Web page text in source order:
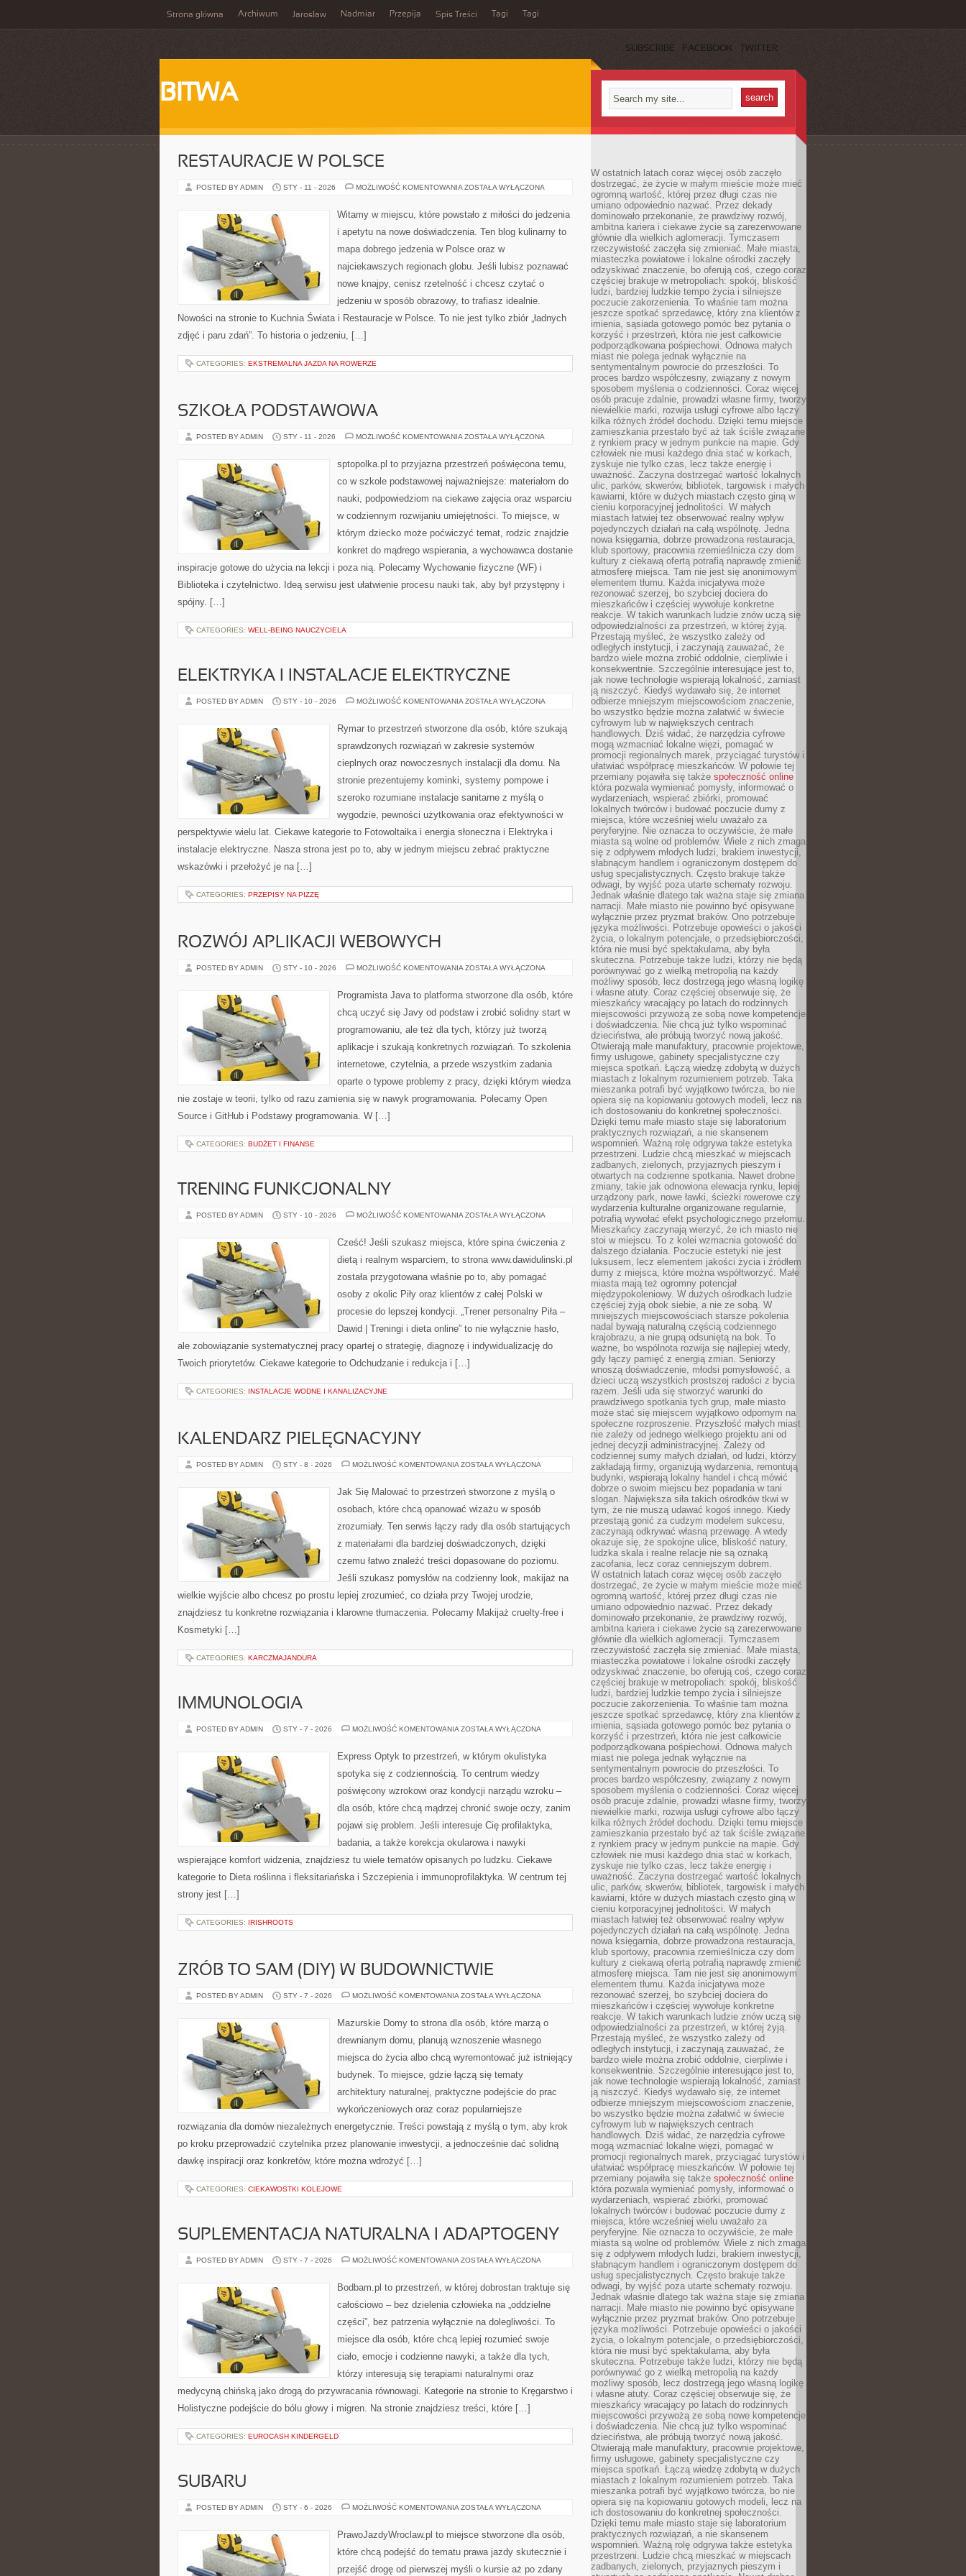
Strona główna Archiwum Jarosław Nadmiar Przepija Spis Treści Tagi Tagi
SUBSCRIBE FACEBOOK TWITTER
BITWA
RESTAURACJE W POLSCE
POSTED BY ADMIN STY - 11 - 2026 MOŻLIWOŚĆ KOMENTOWANIA RESTAURACJE
ZOSTAŁA WYŁĄCZONA
Witamy w miejscu, które powstało z miłości do jedzenia
i apetytu na nowe doświadczenia. Ten blog kulinarny to
mapa dobrego jedzenia w Polsce oraz w
najciekawszych regionach globu. Jeśli lubisz poznawać
nowe knajpy, cenisz rzetelność i chcesz czytać o
jedzeniu w sposób obrazowy, to trafiasz idealnie.
Nowości na stronie to Kuchnia Świata i Restauracje w Polsce. To nie jest tylko zbiór „ładnych
zdjęć i paru zdań”. To historia o jedzeniu, […]
CATEGORIES: EKSTREMALNA JAZDA NA ROWERZE
SZKOŁA PODSTAWOWA
POSTED BY ADMIN STY - 11 - 2026 MOŻLIWOŚĆ KOMENTOWANIA SZKOŁA
ZOSTAŁA WYŁĄCZONA
sptopolka.pl to przyjazna przestrzeń poświęcona temu,
co w szkole podstawowej najważniejsze: materiałom do
nauki, podpowiedziom na ciekawe zajęcia oraz wsparciu
w codziennym rozwijaniu umiejętności. To miejsce, w
którym dziecko może poćwiczyć temat, rodzic znajdzie
konkret do mądrego wspierania, a wychowawca dostanie
inspiracje gotowe do użycia na lekcji i poza nią. Polecamy Wychowanie fizyczne (WF) i
Biblioteka i czytelnictwo. Ideą serwisu jest ułatwienie procesu nauki tak, aby był przystępny i
spójny. […]
CATEGORIES: WELL-BEING NAUCZYCIELA
ELEKTRYKA I INSTALACJE ELEKTRYCZNE
POSTED BY ADMIN STY - 10 - 2026 MOŻLIWOŚĆ KOMENTOWANIA ELEKTRYKA
ELEKTRYCZNE
ZOSTAŁA WYŁĄCZONA
Rymar to przestrzeń stworzone dla osób, które szukają
sprawdzonych rozwiązań w zakresie systemów
cieplnych oraz nowoczesnych instalacji dla domu. Na
stronie prezentujemy kominki, systemy pompowe i
szeroko rozumiane instalacje sanitarne z myślą o
wygodzie, pewności użytkowania oraz efektywności w
perspektywie wielu lat. Ciekawe kategorie to Fotowoltaika i energia słoneczna i Elektryka i
instalacje elektryczne. Nasza strona jest po to, aby w jednym miejscu zebrać praktyczne
wskazówki i przełożyć je na […]
CATEGORIES: PRZEPISY NA PIZZĘ
ROZWÓJ APLIKACJI WEBOWYCH
POSTED BY ADMIN STY - 10 - 2026 MOŻLIWOŚĆ KOMENTOWANIA ROZWÓJ
ZOSTAŁA WYŁĄCZONA
Programista Java to platforma stworzone dla osób, które
chcą uczyć się Javy od podstaw i zrobić solidny start w
programowaniu, ale też dla tych, którzy już tworzą
aplikacje i szukają konkretnych rozwiązań. To szkolenia
internetowe, czytelnia, a przede wszystkim zadania
oparte o typowe problemy z pracy, dzięki którym wiedza
nie zostaje w teorii, tylko od razu zamienia się w nawyk programowania. Polecamy Open
Source i GitHub i Podstawy programowania. W […]
CATEGORIES: BUDŻET I FINANSE
TRENING FUNKCJONALNY
POSTED BY ADMIN STY - 10 - 2026 MOŻLIWOŚĆ KOMENTOWANIA TRENING
ZOSTAŁA WYŁĄCZONA
Cześć! Jeśli szukasz miejsca, które spina ćwiczenia z
dietą i realnym wsparciem, to strona www.dawidulinski.pl
została przygotowana właśnie po to, aby pomagać
osoby z okolic Piły oraz klientów z całej Polski w
procesie do lepszej kondycji. „Trener personalny Piła –
Dawid | Treningi i dieta online” to nie wyłącznie hasło,
ale zobowiązanie systematycznej pracy opartej o strategię, diagnozę i indywidualizację do
Twoich priorytetów. Ciekawe kategorie to Odchudzanie i redukcja i […]
CATEGORIES: INSTALACJE WODNE I KANALIZACYJNE
KALENDARZ PIELĘGNACYJNY
POSTED BY ADMIN STY - 8 - 2026 MOŻLIWOŚĆ KOMENTOWANIA KALENDARZ
ZOSTAŁA WYŁĄCZONA
Jak Się Malować to przestrzeń stworzone z myślą o
osobach, które chcą opanować wizażu w sposób
zrozumiały. Ten serwis łączy rady dla osób startujących
z materiałami dla bardziej doświadczonych, dzięki
czemu łatwo znaleźć treści dopasowane do poziomu.
Jeśli szukasz pomysłów na codzienny look, makijaż na
wielkie wyjście albo chcesz po prostu lepiej zrozumieć, co działa przy Twojej urodzie,
znajdziesz tu konkretne rozwiązania i klarowne tłumaczenia. Polecamy Makijaż cruelty-free i
Kosmetyki […]
CATEGORIES: KARCZMAJANDURA
IMMUNOLOGIA
POSTED BY ADMIN STY - 7 - 2026 MOŻLIWOŚĆ KOMENTOWANIA IMMUNOLOGIA
ZOSTAŁA WYŁĄCZONA
Express Optyk to przestrzeń, w którym okulistyka
spotyka się z codziennością. To centrum wiedzy
poświęcony wzrokowi oraz kondycji narządu wzroku –
dla osób, które chcą mądrzej chronić swoje oczy, zanim
pojawi się problem. Jeśli interesuje Cię profilaktyka,
badania, a także korekcja okularowa i nawyki
wspierające komfort widzenia, znajdziesz tu wiele tematów opisanych po ludzku. Ciekawe
kategorie to Dieta roślinna i fleksitariańska i Szczepienia i immunoprofilaktyka. W centrum tej
strony jest […]
CATEGORIES: IRISHROOTS
ZRÓB TO SAM (DIY) W BUDOWNICTWIE
POSTED BY ADMIN STY - 7 - 2026 MOŻLIWOŚĆ KOMENTOWANIA ZRÓB
W
ZOSTAŁA WYŁĄCZONA
Mazurskie Domy to strona dla osób, które marzą o
drewnianym domu, planują wznoszenie własnego
miejsca do życia albo chcą wyremontować już istniejący
budynek. To miejsce, gdzie łączą się tematy
architektury naturalnej, praktyczne podejście do prac
wykończeniowych oraz coraz popularniejsze
rozwiązania dla domów niezależnych energetycznie. Treści powstają z myślą o tym, aby krok
po kroku przeprowadzić czytelnika przez planowanie inwestycji, a jednocześnie dać solidną
dawkę inspiracji oraz konkretów, które można wdrożyć […]
CATEGORIES: CIEKAWOSTKI KOLEJOWE
SUPLEMENTACJA NATURALNA I ADAPTOGENY
POSTED BY ADMIN STY - 7 - 2026 MOŻLIWOŚĆ KOMENTOWANIA SUPLEMENTACJA
ADAPTOGENY
ZOSTAŁA WYŁĄCZONA
Bodbam.pl to przestrzeń, w której dobrostan traktuje się
całościowo – bez dzielenia człowieka na „oddzielne
części”, bez patrzenia wyłącznie na dolegliwości. To
miejsce dla osób, które chcą lepiej rozumieć swoje
ciało, emocje i codzienne nawyki, a także dla tych,
którzy interesują się terapiami naturalnymi oraz
medycyną chińską jako drogą do przywracania równowagi. Kategorie na stronie to Kręgarstwo i
Holistyczne podejście do bólu głowy i migren. Na stronie znajdziesz treści, które […]
CATEGORIES: EUROCASH KINDERGELD
SUBARU
POSTED BY ADMIN STY - 6 - 2026 MOŻLIWOŚĆ KOMENTOWANIA SUBARU
ZOSTAŁA WYŁĄCZONA
PrawoJazdyWroclaw.pl to miejsce stworzone dla osób,
które chcą podejść do tematu prawa jazdy skutecznie i
przejść drogę od pierwszej myśli o kursie aż po zdany
W ostatnich latach coraz więcej osób zaczęło
dostrzegać, że życie w małym mieście może mieć
ogromną wartość, której przez długi czas nie
umiano odpowiednio nazwać. Przez dekady
dominowało przekonanie, że prawdziwy rozwój,
ambitna kariera i ciekawe życie są zarezerwowane
głównie dla wielkich aglomeracji. Tymczasem
rzeczywistość zaczęła się zmieniać. Małe miasta,
miasteczka powiatowe i lokalne ośrodki zaczęły
odzyskiwać znaczenie, bo oferują coś, czego coraz
częściej brakuje w metropoliach: spokój, bliskość
ludzi, bardziej ludzkie tempo życia i silniejsze
poczucie zakorzenienia. To właśnie tam można
jeszcze spotkać sprzedawcę, który zna klientów z
imienia, sąsiada gotowego pomóc bez pytania o
korzyść i przestrzeń, która nie jest całkowicie
podporządkowana pośpiechowi. Odnowa małych
miast nie polega jednak wyłącznie na
sentymentalnym powrocie do przeszłości. To
proces bardzo współczesny, związany z nowym
sposobem myślenia o codzienności. Coraz więcej
osób pracuje zdalnie, prowadzi własne firmy, tworzy
niewielkie marki, rozwija usługi cyfrowe albo łączy
kilka różnych źródeł dochodu. Dzięki temu miejsce
zamieszkania przestało być aż tak ściśle związane
z rynkiem pracy w jednym punkcie na mapie. Gdy
człowiek nie musi każdego dnia stać w korkach,
zyskuje nie tylko czas, lecz także energię i
uważność. Zaczyna dostrzegać wartość lokalnych
ulic, parków, skwerów, bibliotek, targowisk i małych
kawiarni, które w dużych miastach często giną w
cieniu korporacyjnej jednolitości. W małych
miastach łatwiej też obserwować realny wpływ
pojedynczych działań na całą wspólnotę. Jedna
nowa księgarnia, dobrze prowadzona restauracja,
klub sportowy, pracownia rzemieślnicza czy dom
kultury z ciekawą ofertą potrafią naprawdę zmienić
atmosferę miejsca. Tam nie jest się anonimowym
elementem tłumu. Każda inicjatywa może
rezonować szerzej, bo szybciej dociera do
mieszkańców i częściej wywołuje konkretne
reakcje. W takich warunkach ludzie znów uczą się
odpowiedzialności za przestrzeń, w której żyją.
Przestają myśleć, że wszystko zależy od
odległych instytucji, i zaczynają zauważać, że
bardzo wiele można zrobić oddolnie, cierpliwie i
konsekwentnie. Szczególnie interesujące jest to,
jak nowe technologie wspierają lokalność, zamiast
ją niszczyć. Kiedyś wydawało się, że internet
odbierze mniejszym miejscowościom znaczenie,
bo wszystko będzie można załatwić w świecie
cyfrowym lub w największych centrach
handlowych. Dziś widać, że narzędzia cyfrowe
mogą wzmacniać lokalne więzi, pomagać w
promocji regionalnych marek, przyciągać turystów i
ułatwiać współpracę mieszkańców. W połowie tej
przemiany pojawiła się także społeczność online
która pozwala wymieniać pomysły, informować o
wydarzeniach, wspierać zbiórki, promować
lokalnych twórców i budować poczucie dumy z
miejsca, które wcześniej wielu uważało za
peryferyjne. Nie oznacza to oczywiście, że małe
miasta są wolne od problemów. Wiele z nich zmaga
się z odpływem młodych ludzi, brakiem inwestycji,
słabnącym handlem i ograniczonym dostępem do
usług specjalistycznych. Często brakuje także
odwagi, by wyjść poza utarte schematy rozwoju.
Jednak właśnie dlatego tak ważna staje się zmiana
narracji. Małe miasto nie powinno być opisywane
wyłącznie przez pryzmat braków. Ono potrzebuje
języka możliwości. Potrzebuje opowieści o jakości
życia, o lokalnym potencjale, o przedsiębiorczości,
która nie musi być spektakularna, aby była
skuteczna. Potrzebuje także ludzi, którzy nie będą
porównywać go z wielką metropolią na każdy
możliwy sposób, lecz dostrzegą jego własną logikę
i własne atuty. Coraz częściej obserwuje się, że
mieszkańcy wracający po latach do rodzinnych
miejscowości przywożą ze sobą nowe kompetencje
i doświadczenia. Nie chcą już tylko wspominać
dzieciństwa, ale próbują tworzyć nową jakość.
Otwierają małe manufaktury, pracownie projektowe,
firmy usługowe, gabinety specjalistyczne czy
miejsca spotkań. Łączą wiedzę zdobytą w dużych
miastach z lokalnym rozumieniem potrzeb. Taka
mieszanka potrafi być wyjątkowo twórcza, bo nie
opiera się na kopiowaniu gotowych modeli, lecz na
ich dostosowaniu do konkretnej społeczności.
Dzięki temu małe miasto staje się laboratorium
praktycznych rozwiązań, a nie skansenem
wspomnień. Ważną rolę odgrywa także estetyka
przestrzeni. Ludzie chcą mieszkać w miejscach
zadbanych, zielonych, przyjaznych pieszym i
otwartych na codzienne spotkania. Nawet drobne
zmiany, takie jak odnowiona elewacja rynku, lepiej
urządzony park, nowe ławki, ścieżki rowerowe czy
wydarzenia kulturalne organizowane regularnie,
potrafią wywołać efekt psychologicznego przełomu.
Mieszkańcy zaczynają wierzyć, że ich miasto nie
stoi w miejscu. To z kolei wzmacnia gotowość do
dalszego działania. Poczucie estetyki nie jest
luksusem, lecz elementem jakości życia i źródłem
dumy z miejsca, które można współtworzyć. Małe
miasta mają też ogromny potencjał
międzypokoleniowy. W dużych ośrodkach ludzie
częściej żyją obok siebie, a nie ze sobą. W
mniejszych miejscowościach starsze pokolenia
nadal bywają naturalną częścią codziennego
krajobrazu, a nie grupą odsuniętą na bok. To
ważne, bo wspólnota rozwija się najlepiej wtedy,
gdy łączy pamięć z energią zmian. Seniorzy
wnoszą doświadczenie, młodsi pomysłowość, a
dzieci uczą wszystkich prostszej radości z bycia
razem. Jeśli uda się stworzyć warunki do
prawdziwego spotkania tych grup, małe miasto
może stać się miejscem wyjątkowo odpornym na
społeczne rozproszenie. Przyszłość małych miast
nie zależy od jednego wielkiego projektu ani od
jednej decyzji administracyjnej. Zależy od
codziennej sumy małych działań, od ludzi, którzy
zakładają firmy, organizują wydarzenia, remontują
budynki, wspierają lokalny handel i chcą mówić
dobrze o swoim miejscu bez popadania w tani
slogan. Największa siła takich ośrodków tkwi w
tym, że nie muszą udawać kogoś innego. Kiedy
przestają gonić za cudzym modelem sukcesu,
zaczynają odkrywać własną przewagę. A wtedy
okazuje się, że spokojne ulice, bliskość natury,
ludzka skala i realne relacje nie są oznaką
zacofania, lecz coraz cenniejszym dobrem.
W ostatnich latach coraz więcej osób zaczęło
dostrzegać, że życie w małym mieście może mieć
ogromną wartość, której przez długi czas nie
umiano odpowiednio nazwać. Przez dekady
dominowało przekonanie, że prawdziwy rozwój,
ambitna kariera i ciekawe życie są zarezerwowane
głównie dla wielkich aglomeracji. Tymczasem
rzeczywistość zaczęła się zmieniać. Małe miasta,
miasteczka powiatowe i lokalne ośrodki zaczęły
odzyskiwać znaczenie, bo oferują coś, czego coraz
częściej brakuje w metropoliach: spokój, bliskość
ludzi, bardziej ludzkie tempo życia i silniejsze
poczucie zakorzenienia. To właśnie tam można
jeszcze spotkać sprzedawcę, który zna klientów z
imienia, sąsiada gotowego pomóc bez pytania o
korzyść i przestrzeń, która nie jest całkowicie
podporządkowana pośpiechowi. Odnowa małych
miast nie polega jednak wyłącznie na
sentymentalnym powrocie do przeszłości. To
proces bardzo współczesny, związany z nowym
sposobem myślenia o codzienności. Coraz więcej
osób pracuje zdalnie, prowadzi własne firmy, tworzy
niewielkie marki, rozwija usługi cyfrowe albo łączy
kilka różnych źródeł dochodu. Dzięki temu miejsce
zamieszkania przestało być aż tak ściśle związane
z rynkiem pracy w jednym punkcie na mapie. Gdy
człowiek nie musi każdego dnia stać w korkach,
zyskuje nie tylko czas, lecz także energię i
uważność. Zaczyna dostrzegać wartość lokalnych
ulic, parków, skwerów, bibliotek, targowisk i małych
kawiarni, które w dużych miastach często giną w
cieniu korporacyjnej jednolitości. W małych
miastach łatwiej też obserwować realny wpływ
pojedynczych działań na całą wspólnotę. Jedna
nowa księgarnia, dobrze prowadzona restauracja,
klub sportowy, pracownia rzemieślnicza czy dom
kultury z ciekawą ofertą potrafią naprawdę zmienić
atmosferę miejsca. Tam nie jest się anonimowym
elementem tłumu. Każda inicjatywa może
rezonować szerzej, bo szybciej dociera do
mieszkańców i częściej wywołuje konkretne
reakcje. W takich warunkach ludzie znów uczą się
odpowiedzialności za przestrzeń, w której żyją.
Przestają myśleć, że wszystko zależy od
odległych instytucji, i zaczynają zauważać, że
bardzo wiele można zrobić oddolnie, cierpliwie i
konsekwentnie. Szczególnie interesujące jest to,
jak nowe technologie wspierają lokalność, zamiast
ją niszczyć. Kiedyś wydawało się, że internet
odbierze mniejszym miejscowościom znaczenie,
bo wszystko będzie można załatwić w świecie
cyfrowym lub w największych centrach
handlowych. Dziś widać, że narzędzia cyfrowe
mogą wzmacniać lokalne więzi, pomagać w
promocji regionalnych marek, przyciągać turystów i
ułatwiać współpracę mieszkańców. W połowie tej
przemiany pojawiła się także społeczność online
która pozwala wymieniać pomysły, informować o
wydarzeniach, wspierać zbiórki, promować
lokalnych twórców i budować poczucie dumy z
miejsca, które wcześniej wielu uważało za
peryferyjne. Nie oznacza to oczywiście, że małe
miasta są wolne od problemów. Wiele z nich zmaga
się z odpływem młodych ludzi, brakiem inwestycji,
słabnącym handlem i ograniczonym dostępem do
usług specjalistycznych. Często brakuje także
odwagi, by wyjść poza utarte schematy rozwoju.
Jednak właśnie dlatego tak ważna staje się zmiana
narracji. Małe miasto nie powinno być opisywane
wyłącznie przez pryzmat braków. Ono potrzebuje
języka możliwości. Potrzebuje opowieści o jakości
życia, o lokalnym potencjale, o przedsiębiorczości,
która nie musi być spektakularna, aby była
skuteczna. Potrzebuje także ludzi, którzy nie będą
porównywać go z wielką metropolią na każdy
możliwy sposób, lecz dostrzegą jego własną logikę
i własne atuty. Coraz częściej obserwuje się, że
mieszkańcy wracający po latach do rodzinnych
miejscowości przywożą ze sobą nowe kompetencje
i doświadczenia. Nie chcą już tylko wspominać
dzieciństwa, ale próbują tworzyć nową jakość.
Otwierają małe manufaktury, pracownie projektowe,
firmy usługowe, gabinety specjalistyczne czy
miejsca spotkań. Łączą wiedzę zdobytą w dużych
miastach z lokalnym rozumieniem potrzeb. Taka
mieszanka potrafi być wyjątkowo twórcza, bo nie
opiera się na kopiowaniu gotowych modeli, lecz na
ich dostosowaniu do konkretnej społeczności.
Dzięki temu małe miasto staje się laboratorium
praktycznych rozwiązań, a nie skansenem
wspomnień. Ważną rolę odgrywa także estetyka
przestrzeni. Ludzie chcą mieszkać w miejscach
zadbanych, zielonych, przyjaznych pieszym i